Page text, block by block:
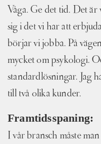
Våga. Ge det tid. Det är
sig i det vi har att
börjar vi jobba. På
mycket om psykologi.
standardlösningar. Jag
till två olika kunder.
Framtidsspaning:
I vår bransch måste